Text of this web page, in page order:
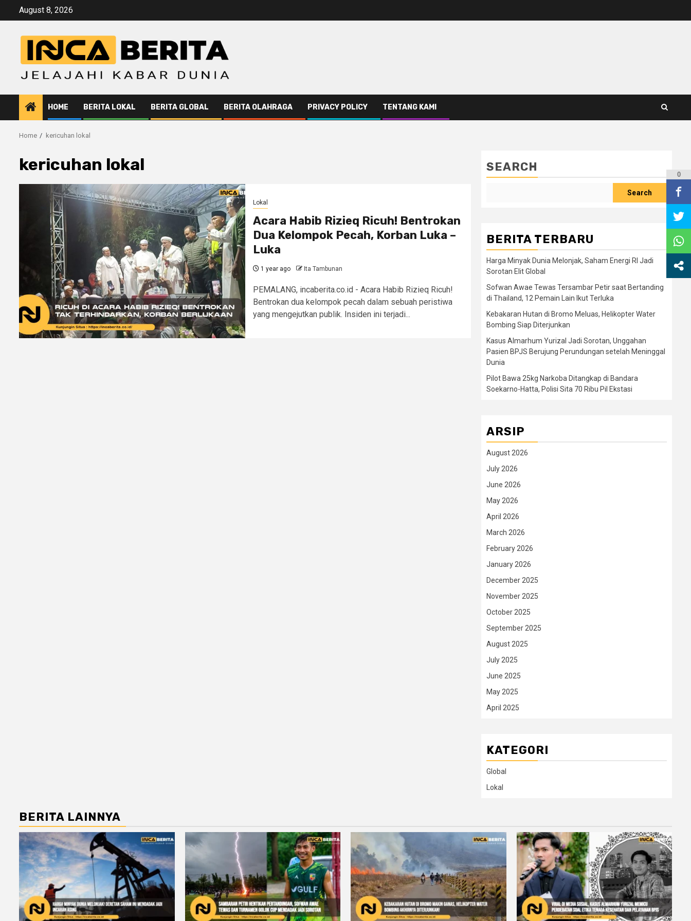
August 8, 2026
HOME BERITA LOKAL BERITA GLOBAL BERITA OLAHRAGA PRIVACY POLICY TENTANG KAMI
Home kericuhan lokal
kericuhan lokal
Lokal
Acara Habib Rizieq Ricuh! Bentrokan
Dua Kelompok Pecah, Korban Luka –
Luka
1 year ago Ita Tambunan
PEMALANG, incaberita.co.id - Acara Habib Rizieq Ricuh!
Bentrokan dua kelompok pecah dalam sebuah peristiwa
yang mengejutkan publik. Insiden ini terjadi...
SEARCH
Search
BERITA TERBARU
Harga Minyak Dunia Melonjak, Saham Energi RI Jadi
Sorotan Elit Global
Sofwan Awae Tewas Tersambar Petir saat Bertanding
di Thailand, 12 Pemain Lain Ikut Terluka
Kebakaran Hutan di Bromo Meluas, Helikopter Water
Bombing Siap Diterjunkan
Kasus Almarhum Yurizal Jadi Sorotan, Unggahan
Pasien BPJS Berujung Perundungan setelah Meninggal
Dunia
Pilot Bawa 25kg Narkoba Ditangkap di Bandara
Soekarno-Hatta, Polisi Sita 70 Ribu Pil Ekstasi
ARSIP
August 2026
July 2026
June 2026
May 2026
April 2026
March 2026
February 2026
January 2026
December 2025
November 2025
October 2025
September 2025
August 2025
July 2025
June 2025
May 2025
April 2025
KATEGORI
Global
Lokal
BERITA LAINNYA
0